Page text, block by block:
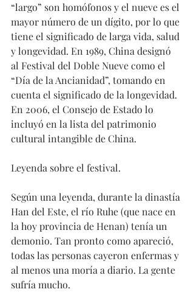
“largo” son homófonos y el nueve es el
mayor número de un dígito, por lo que
tiene el significado de larga vida, salud
y longevidad. En 1989, China designó
al Festival del Doble Nueve como el
“Día de la Ancianidad”, tomando en
cuenta el significado de la longevidad.
En 2006, el Consejo de Estado lo
incluyó en la lista del patrimonio
cultural intangible de China.
Leyenda sobre el festival.
Según una leyenda, durante la dinastía
Han del Este, el río Ruhe (que nace en
la hoy provincia de Henan) tenía un
demonio. Tan pronto como apareció,
todas las personas cayeron enfermas y
al menos una moría a diario. La gente
sufría mucho.